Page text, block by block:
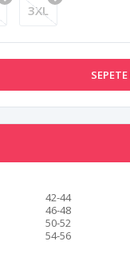
3XL
42-44
46-48
50-52
54-56